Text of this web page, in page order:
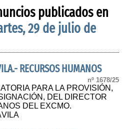
publicados en
29 de julio de
RECURSOS HUMANOS
nº 1678/25
PARA LA PROVISIÓN,
DEL DIRECTOR
DEL EXCMO.